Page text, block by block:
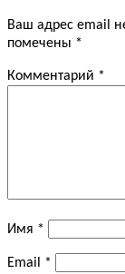
Ваш адрес email
помечены *
Комментарий *
Имя *
Email *